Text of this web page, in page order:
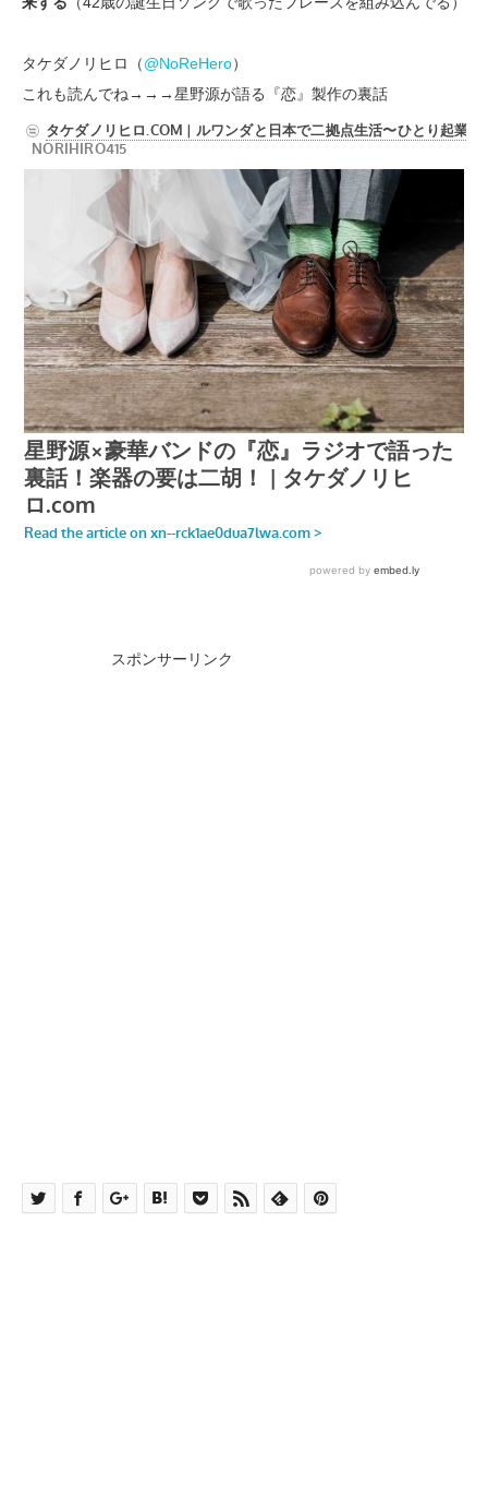
タケダノリヒロ（@NoReHero）
これも読んでね→→→星野源が語る『恋』製作の裏話
スポンサーリンク